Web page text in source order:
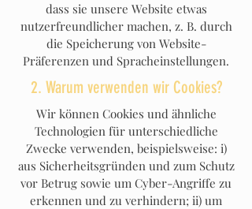
dass sie unsere Website etwas
nutzerfreundlicher machen, z. B. durch
die Speicherung von Website-
Präferenzen und Spracheinstellungen.
2. Warum verwenden wir Cookies?
Wir können Cookies und ähnliche
Technologien für unterschiedliche
Zwecke verwenden, beispielsweise: i)
aus Sicherheitsgründen und zum Schutz
vor Betrug sowie um Cyber-Angriffe zu
erkennen und zu verhindern; ii) um